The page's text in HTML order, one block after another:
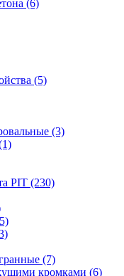
(6)
(5)
(3)
PIT (230)
(7)
кромками (6)